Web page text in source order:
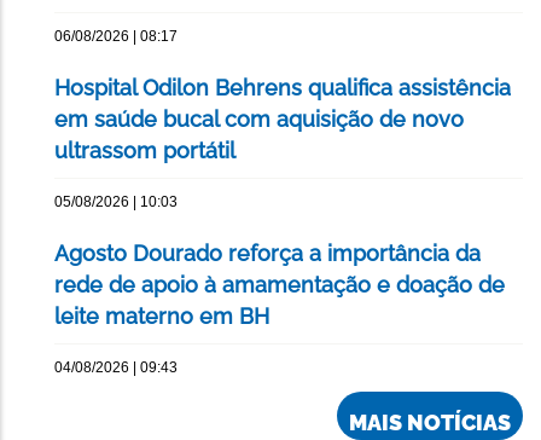
06/08/2026 | 08:17
Hospital Odilon Behrens qualifica assistência
em saúde bucal com aquisição de novo
ultrassom portátil
05/08/2026 | 10:03
Agosto Dourado reforça a importância da
rede de apoio à amamentação e doação de
leite materno em BH
04/08/2026 | 09:43
MAIS NOTÍCIAS